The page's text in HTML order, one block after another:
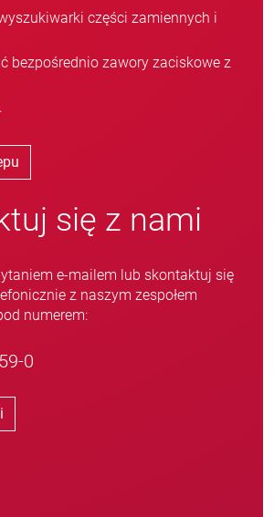
części zamiennych i
bezpośrednio zawory zaciskowe z
się z nami
e-mailem lub skontaktuj się
z naszym zespołem
numerem:
0